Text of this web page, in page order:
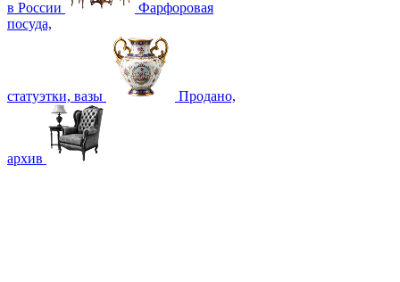
в России
Фарфоровая
посуда,
статуэтки, вазы Продано,
архив